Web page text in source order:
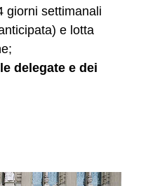
giorni settimanali
e lotta
delegate e dei